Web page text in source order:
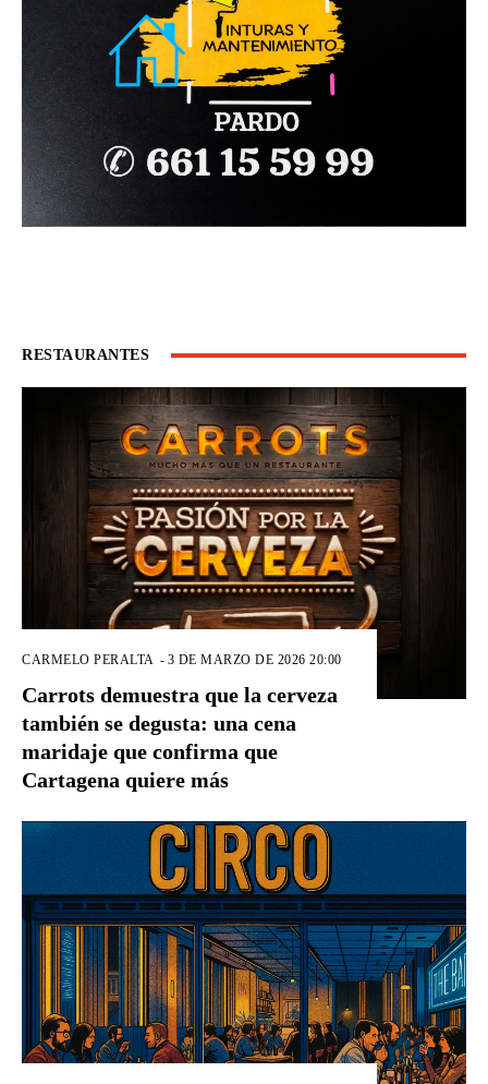
RESTAURANTES
CARMELO PERALTA - 3 DE MARZO DE 2026 20:00
Carrots demuestra que la cerveza
también se degusta: una cena
maridaje que confirma que
Cartagena quiere más